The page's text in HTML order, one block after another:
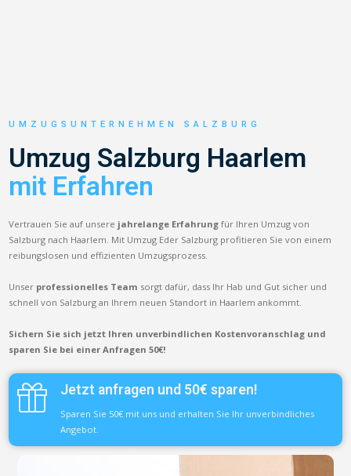
UMZUGSUNTERNEHMEN SALZBURG
Umzug Salzburg Haarlem
mit Erfahren
Vertrauen Sie auf unsere jahrelange Erfahrung für Ihren Umzug von
Salzburg nach Haarlem. Mit Umzug Eder Salzburg profitieren Sie von einem
reibungslosen und effizienten Umzugsprozess.
Unser professionelles Team sorgt dafür, dass Ihr Hab und Gut sicher und
schnell von Salzburg an Ihrem neuen Standort in Haarlem ankommt.
Sichern Sie sich jetzt Ihren unverbindlichen Kostenvoranschlag und
sparen Sie bei einer Anfragen 50€!
Jetzt anfragen und 50€ sparen!
Sparen Sie 50€ mit uns und erhalten Sie Ihr unverbindliches
Angebot.